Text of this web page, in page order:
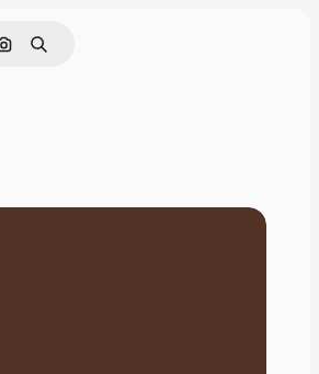
Pesquisar por imagem
Buscar